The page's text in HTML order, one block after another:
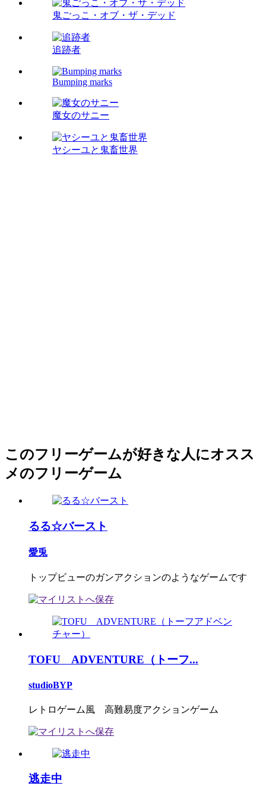
鬼ごっこ・オブ・ザ・デッド
追跡者
Bumping marks
魔女のサニー
ヤシーユと鬼畜世界
このフリーゲームが好きな人にオスス
メのフリーゲーム
るる☆バースト
愛兎
トップビューのガンアクションのようなゲームです
TOFU ADVENTURE（トーフ...
studioBYP
レトロゲーム風 高難易度アクションゲーム
逃走中